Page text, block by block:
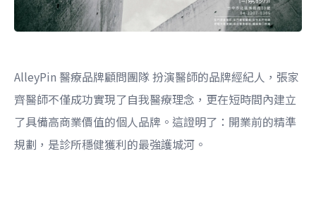
AlleyPin 醫療品牌顧問團隊 扮演醫師的品牌經紀人，張家
齊醫師不僅成功實現了自我醫療理念，更在短時間內建立
了具備高商業價值的個人品牌。這證明了：開業前的精準
規劃，是診所穩健獲利的最強護城河。